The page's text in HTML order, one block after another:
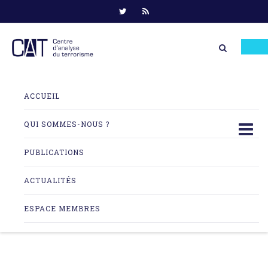
content
ACCUEIL
QUI SOMMES-NOUS ?
PUBLICATIONS
ACTUALITÉS
ESPACE MEMBRES